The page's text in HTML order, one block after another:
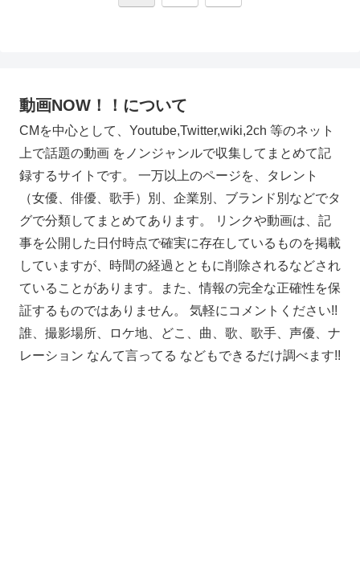
動画NOW！！について
CMを中心として、Youtube,Twitter,wiki,2ch 等のネット
上で話題の動画 をノンジャンルで収集してまとめて記
録するサイトです。 一万以上のページを、タレント
（女優、俳優、歌手）別、企業別、ブランド別などでタ
グで分類してまとめてあります。 リンクや動画は、記
事を公開した日付時点で確実に存在しているものを掲載
していますが、時間の経過とともに削除されるなどされ
ていることがあります。また、情報の完全な正確性を保
証するものではありません。 気軽にコメントください!!
誰、撮影場所、ロケ地、どこ、曲、歌、歌手、声優、ナ
レーション なんて言ってる などもできるだけ調べます!!